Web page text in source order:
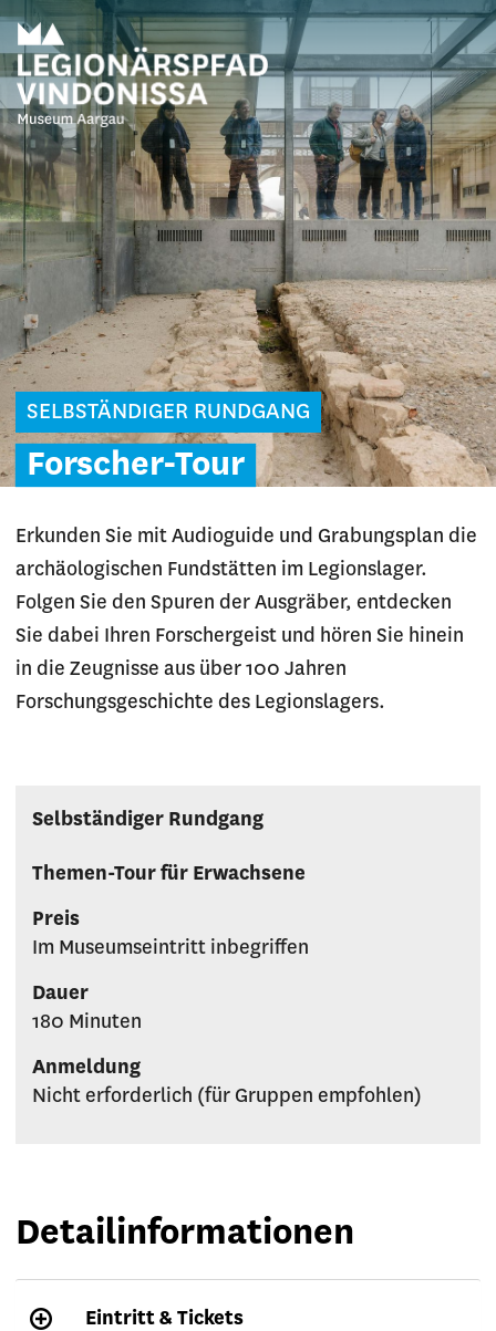
SELBSTÄNDIGER RUNDGANG
Forscher-Tour
Erkunden Sie mit Audioguide und Grabungsplan die
archäologischen Fundstätten im Legionslager.
Folgen Sie den Spuren der Ausgräber, entdecken
Sie dabei Ihren Forschergeist und hören Sie hinein
in die Zeugnisse aus über 100 Jahren
Forschungsgeschichte des Legionslagers.
Selbständiger Rundgang
Themen-Tour für Erwachsene
Preis
Im Museumseintritt inbegriffen
Dauer
180 Minuten
Anmeldung
Nicht erforderlich (für Gruppen empfohlen)
Detailinformationen
Eintritt & Tickets